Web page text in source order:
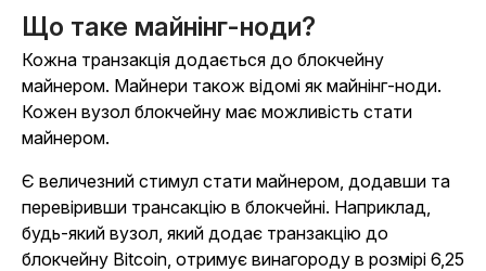
Що таке майнінг-ноди?
Кожна транзакція додається до блокчейну
майнером. Майнери також відомі як майнінг-ноди.
Кожен вузол блокчейну має можливість стати
майнером.
Є величезний стимул стати майнером, додавши та
перевіривши трансакцію в блокчейні. Наприклад,
будь-який вузол, який додає транзакцію до
блокчейну Bitcoin, отримує винагороду в розмірі 6,25